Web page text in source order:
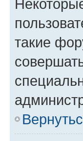
такие